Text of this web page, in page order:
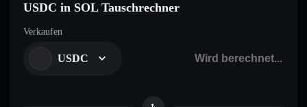
USDC in SOL Tauschrechner
Verkaufen
USDC